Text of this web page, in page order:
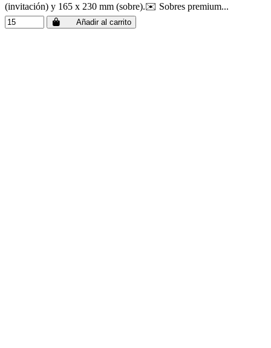
(invitación) y 165 x 230 mm (sobre).✉️ Sobres premium...
Añadir al carrito